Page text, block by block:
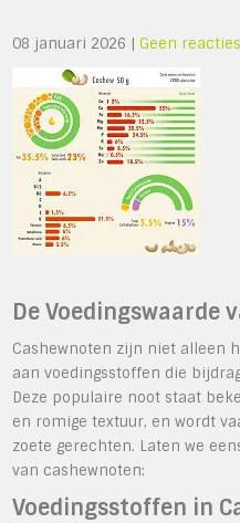
08 januari 2026 |Geen reacties
De Voedingswaarde
Cashewnoten zijn niet alleen
aan voedingsstoffen die
Deze populaire noot staat
en romige textuur, en wordt
zoete gerechten. Laten we
van cashewnoten:
Voedingsstoffen in